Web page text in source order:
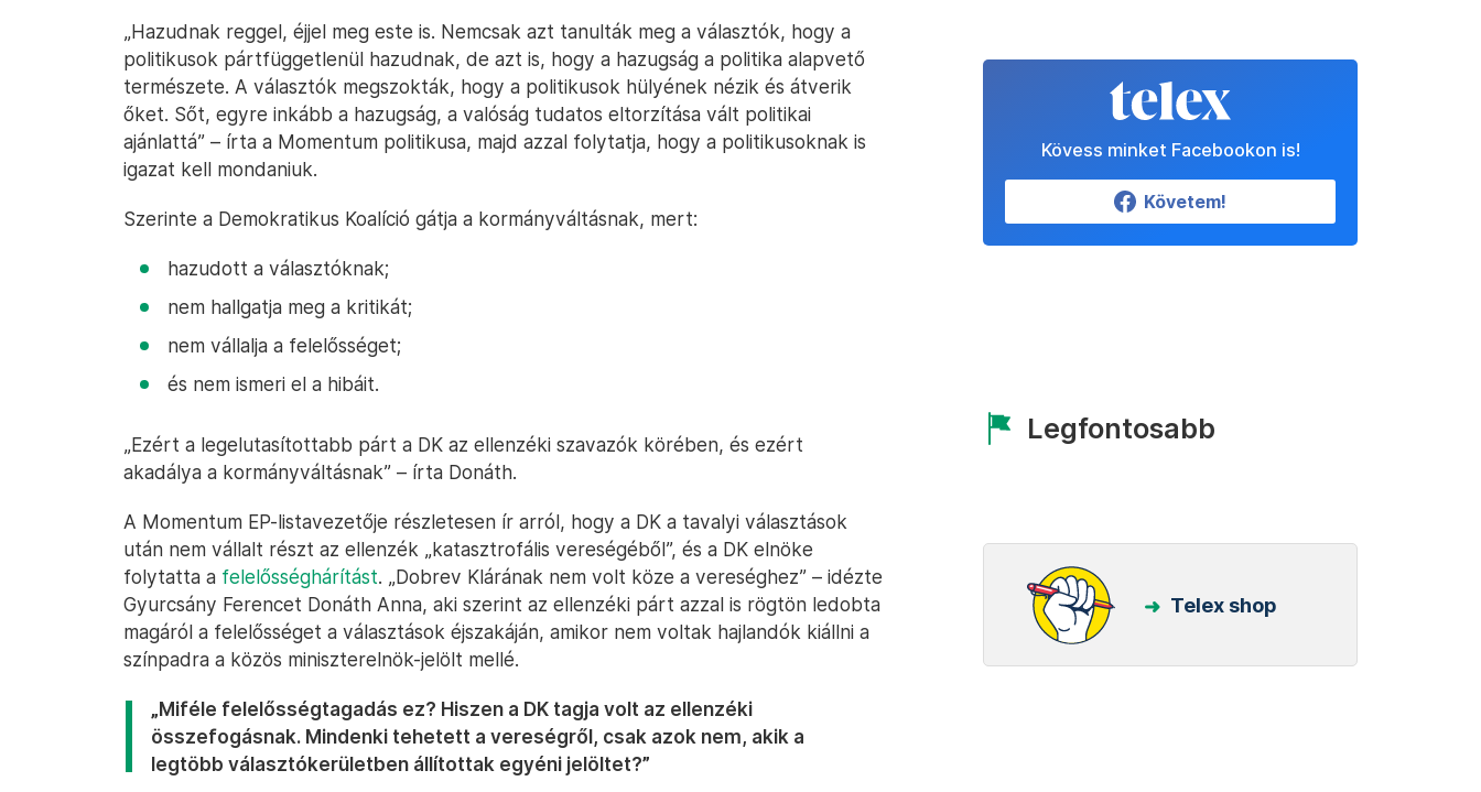
„Hazudnak reggel, éjjel meg este is. Nemcsak azt tanulták meg a választók, hogy a
politikusok pártfüggetlenül hazudnak, de azt is, hogy a hazugság a politika alapvető
természete. A választók megszokták, hogy a politikusok hülyének nézik és átverik
őket. Sőt, egyre inkább a hazugság, a valóság tudatos eltorzítása vált politikai
ajánlattá” – írta a Momentum politikusa, majd azzal folytatja, hogy a politikusoknak is
igazat kell mondaniuk.
Szerinte a Demokratikus Koalíció gátja a kormányváltásnak, mert:
hazudott a választóknak;
nem hallgatja meg a kritikát;
nem vállalja a felelősséget;
és nem ismeri el a hibáit.
„Ezért a legelutasítottabb párt a DK az ellenzéki szavazók körében, és ezért
akadálya a kormányváltásnak” – írta Donáth.
A Momentum EP-listavezetője részletesen ír arról, hogy a DK a tavalyi választások
után nem vállalt részt az ellenzék „katasztrofális vereségéből”, és a DK elnöke
folytatta a felelősséghárítást. „Dobrev Klárának nem volt köze a vereséghez” – idézte
Gyurcsány Ferencet Donáth Anna, aki szerint az ellenzéki párt azzal is rögtön ledobta
magáról a felelősséget a választások éjszakáján, amikor nem voltak hajlandók kiállni a
színpadra a közös miniszterelnök-jelölt mellé.
„Miféle felelősségtagadás ez? Hiszen a DK tagja volt az ellenzéki
összefogásnak. Mindenki tehetett a vereségről, csak azok nem, akik a
legtöbb választókerületben állítottak egyéni jelöltet?”
Kövess minket Facebookon is!
Követem!
Legfontosabb
Telex shop